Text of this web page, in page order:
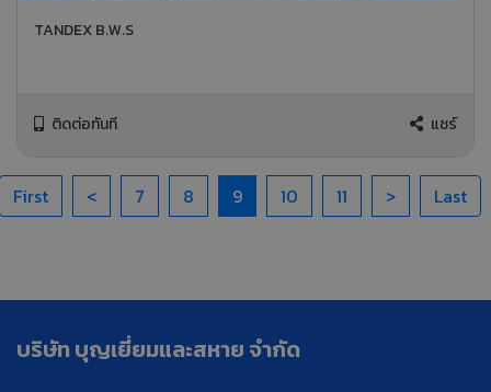
TANDEX B.W.S
ติดต่อทันที แชร์
First < 7 8 9 10 11 > Last
บริษัท บุญเยี่ยมและสหาย จำกัด